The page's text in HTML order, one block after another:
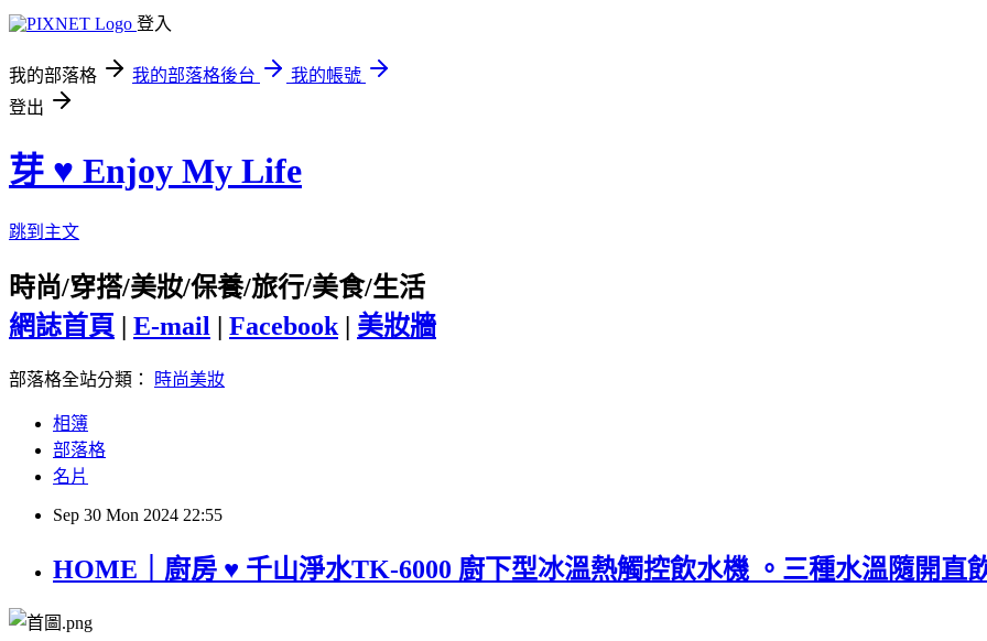
登入
我的部落格 我的部落格後台
我的帳號
登出
芽 ♥ Enjoy My Life
跳到主文
時尚/穿搭/美妝/保養/旅行/美食/生活
網誌首頁 | E-mail | Facebook | 美妝牆
部落格全站分類： 時尚美妝
相簿
部落格
名片
Sep 30 Mon 2024 22:55
HOME｜廚房 ♥ 千山淨水TK-6000 廚下型冰溫熱觸控飲水機 。三種水溫隨開直